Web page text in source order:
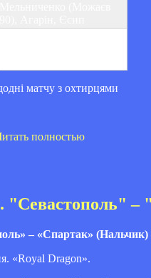
матчу з охтирцями
полностью
"Севастополь" –
– «Спартак» (Нальчик)
«Royal Dragon».